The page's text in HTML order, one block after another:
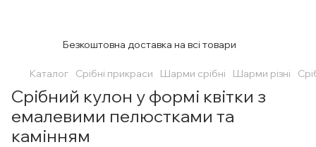
Безкоштовна доставка на всі товари
Каталог Срібні прикраси Шарми срібні Шарми різні
Срібний кулон у формі квітки з
емалевими пелюстками та
камінням